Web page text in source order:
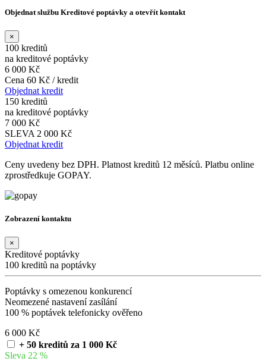
Objednat službu Kreditové poptávky a otevřít kontakt
×
100 kreditů
na kreditové poptávky
6 000 Kč
Cena 60 Kč / kredit
Objednat kredit
150 kreditů
na kreditové poptávky
7 000 Kč
SLEVA 2 000 Kč
Objednat kredit
Ceny uvedeny bez DPH. Platnost kreditů 12 měsíců. Platbu online
zprostředkuje GOPAY.
Zobrazení kontaktu
×
Kreditové poptávky
100 kreditů na poptávky
Poptávky s omezenou konkurencí
Neomezené nastavení zasílání
100 % poptávek telefonicky ověřeno
6 000 Kč
+ 50 kreditů za 1 000 Kč
Sleva 22 %